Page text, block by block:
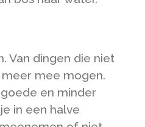
Van dingen die niet
mee mogen.
en minder
in een halve